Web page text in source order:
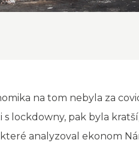
na tom nebyla za
s lockdowny, pak byla
analyzoval ekonom